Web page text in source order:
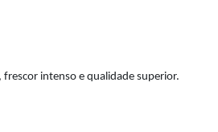
intenso e qualidade superior.